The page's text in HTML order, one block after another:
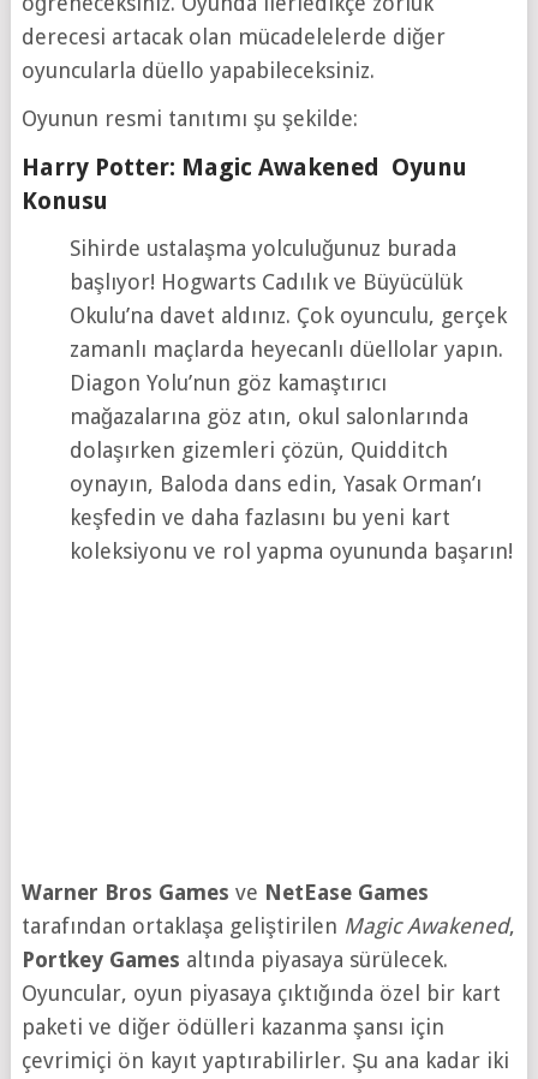
derecesi artacak olan mücadelelerde diğer
oyuncularla düello yapabileceksiniz.
Oyunun resmi tanıtımı şu şekilde:
Harry Potter: Magic Awakened Oyunu
Konusu
Sihirde ustalaşma yolculuğunuz burada
başlıyor! Hogwarts Cadılık ve Büyücülük
Okulu’na davet aldınız. Çok oyunculu, gerçek
zamanlı maçlarda heyecanlı düellolar yapın.
Diagon Yolu’nun göz kamaştırıcı
mağazalarına göz atın, okul salonlarında
dolaşırken gizemleri çözün, Quidditch
oynayın, Baloda dans edin, Yasak Orman’ı
keşfedin ve daha fazlasını bu yeni kart
koleksiyonu ve rol yapma oyununda başarın!
Warner Bros Games ve NetEase Games
tarafından ortaklaşa geliştirilen Magic Awakened,
Portkey Games altında piyasaya sürülecek.
Oyuncular, oyun piyasaya çıktığında özel bir kart
paketi ve diğer ödülleri kazanma şansı için
çevrimiçi ön kayıt yaptırabilirler. Şu ana kadar iki